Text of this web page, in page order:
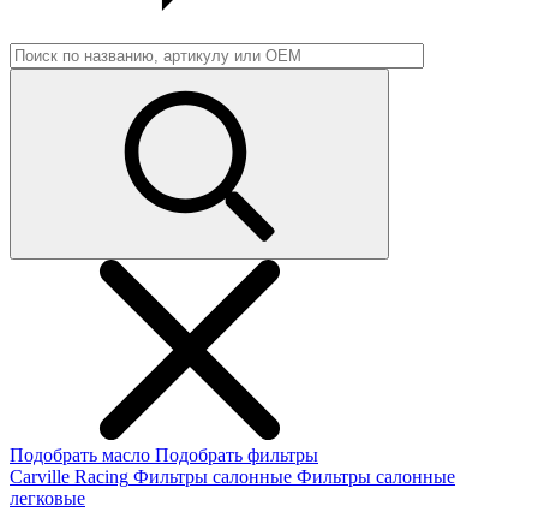
Подобрать масло Подобрать фильтры
Carville Racing Фильтры салонные Фильтры салонные
легковые